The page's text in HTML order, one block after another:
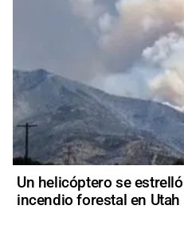
Un helicóptero se
incendio forestal en Utah